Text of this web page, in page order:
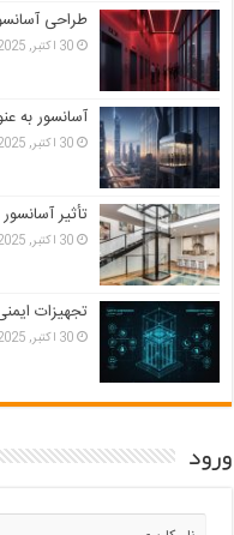
طراحی
30 اکتبر, 2025
آسانسور به
30 اکتبر, 2025
تأثیر
30 اکتبر, 2025
تجهیزات
30 اکتبر, 2025
ورود